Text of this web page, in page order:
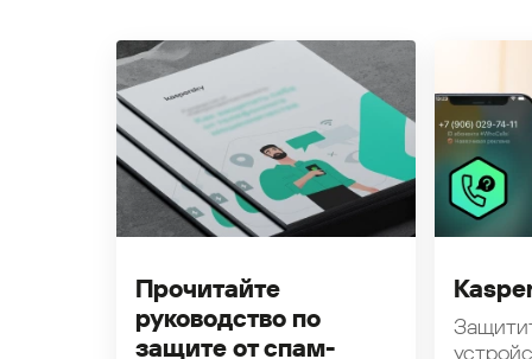
Прочитайте
руководство по
защите от спам-